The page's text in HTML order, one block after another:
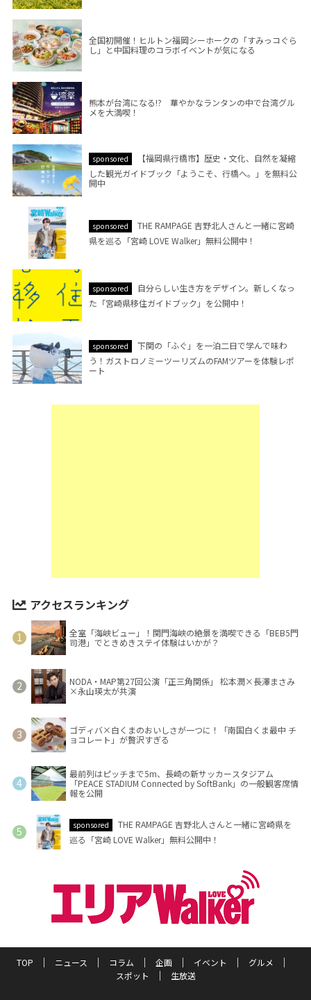
全国初開催！ヒルトン福岡シーホークの「すみっコぐら
し」と中国料理のコラボイベントが気になる
熊本が台湾になる!? 華やかなランタンの中で台湾グル
メを大満喫！
sponsored
【福岡県行橋市】歴史・文化、自然を凝縮
した観光ガイドブック「ようこそ、行橋へ。」を無料公
開中
sponsored
THE RAMPAGE 吉野北人さんと一緒に宮崎
県を巡る「宮崎 LOVE Walker」無料公開中！
sponsored
自分らしい生き方をデザイン。新しくなっ
た「宮崎県移住ガイドブック」を公開中！
sponsored
下関の「ふぐ」を一泊二日で学んで味わ
う！ガストロノミーツーリズムのFAMツアーを体験レポ
ート
アクセスランキング
全室「海峡ビュー」！関門海峡の絶景を満喫できる「BEB5門
司港」でときめきステイ体験はいかが？
NODA・MAP第27回公演「正三角関係」 松本潤×長澤まさみ
×永山瑛太が共演
ゴディバ×白くまのおいしさが一つに！「南国白くま最中 チ
ョコレート」が贅沢すぎる
最前列はピッチまで5m、長崎の新サッカースタジアム
「PEACE STADIUM Connected by SoftBank」の一般観客席情
報を公開
sponsored
THE RAMPAGE 吉野北人さんと一緒に宮崎県を
巡る「宮崎 LOVE Walker」無料公開中！
TOP ニュース コラム 企画 イベント
グルメ
スポット
生放送